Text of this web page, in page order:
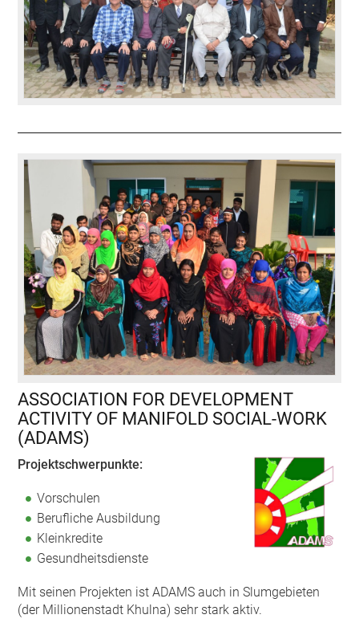
ASSOCIATION FOR DEVELOPMENT
ACTIVITY OF MANIFOLD SOCIAL-WORK
(ADAMS)
Projektschwerpunkte:
Vorschulen
Berufliche Ausbildung
Kleinkredite
Gesundheitsdienste
Mit seinen Projekten ist ADAMS auch in Slumgebieten
(der Millionenstadt Khulna) sehr stark aktiv.